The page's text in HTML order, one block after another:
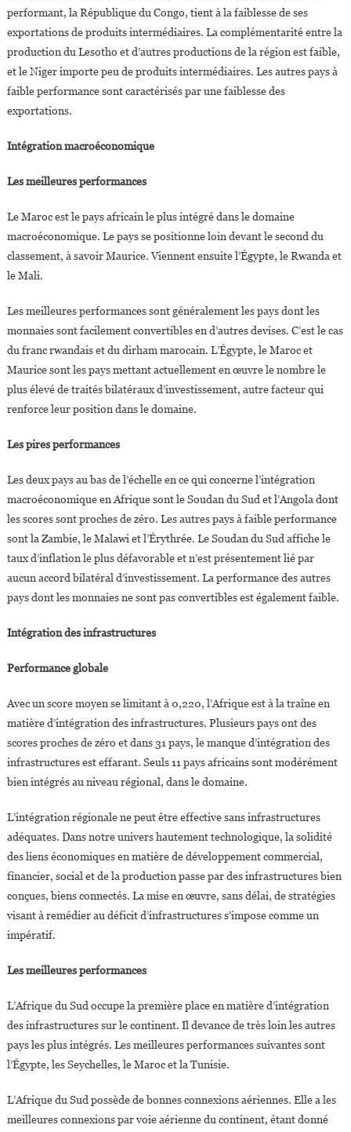
performant, la République du Congo, tient à la faiblesse de ses
exportations de produits intermédiaires. La complémentarité entre la
production du Lesotho et d’autres productions de la région est faible,
et le Niger importe peu de produits intermédiaires. Les autres pays à
faible performance sont caractérisés par une faiblesse des
exportations.
Intégration macroéconomique
Les meilleures performances
Le Maroc est le pays africain le plus intégré dans le domaine
macroéconomique. Le pays se positionne loin devant le second du
classement, à savoir Maurice. Viennent ensuite l’Égypte, le Rwanda et
le Mali.
Les meilleures performances sont généralement les pays dont les
monnaies sont facilement convertibles en d’autres devises. C’est le cas
du franc rwandais et du dirham marocain. L’Égypte, le Maroc et
Maurice sont les pays mettant actuellement en œuvre le nombre le
plus élevé de traités bilatéraux d’investissement, autre facteur qui
renforce leur position dans le domaine.
Les pires performances
Les deux pays au bas de l’échelle en ce qui concerne l’intégration
macroéconomique en Afrique sont le Soudan du Sud et l’Angola dont
les scores sont proches de zéro. Les autres pays à faible performance
sont la Zambie, le Malawi et l’Érythrée. Le Soudan du Sud affiche le
taux d’inflation le plus défavorable et n’est présentement lié par
aucun accord bilatéral d’investissement. La performance des autres
pays dont les monnaies ne sont pas convertibles est également faible.
Intégration des infrastructures
Performance globale
Avec un score moyen se limitant à 0,220, l’Afrique est à la traîne en
matière d’intégration des infrastructures. Plusieurs pays ont des
scores proches de zéro et dans 31 pays, le manque d’intégration des
infrastructures est effarant. Seuls 11 pays africains sont modérément
bien intégrés au niveau régional, dans le domaine.
L’intégration régionale ne peut être effective sans infrastructures
adéquates. Dans notre univers hautement technologique, la solidité
des liens économiques en matière de développement commercial,
financier, social et de la production passe par des infrastructures bien
conçues, biens connectés. La mise en œuvre, sans délai, de stratégies
visant à remédier au déficit d’infrastructures s’impose comme un
impératif.
Les meilleures performances
L’Afrique du Sud occupe la première place en matière d’intégration
des infrastructures sur le continent. Il devance de très loin les autres
pays les plus intégrés. Les meilleures performances suivantes sont
l’Égypte, les Seychelles, le Maroc et la Tunisie.
L’Afrique du Sud possède de bonnes connexions aériennes. Elle a les
meilleures connexions par voie aérienne du continent, étant donné